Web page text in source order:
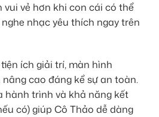
vui vẻ hơn khi con cái có thể
nhạc yêu thích ngay trên
ích giải trí, màn hình
cao đáng kể sự an toàn.
hành trình và khả năng kết
có) giúp Cô Thảo dễ dàng